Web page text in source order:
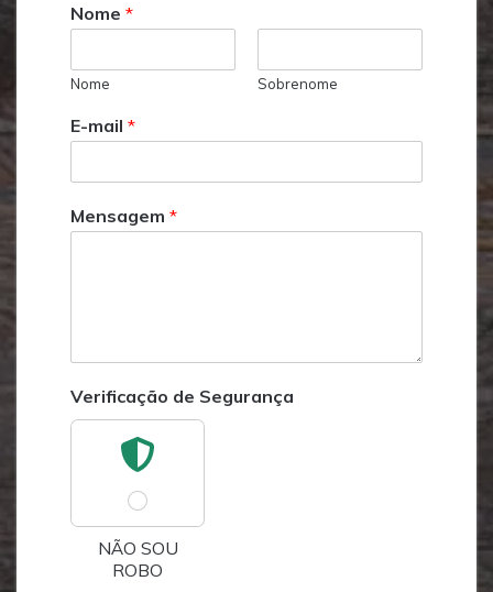
Nome *
Nome Sobrenome
E-mail *
Mensagem *
Verificação de Segurança
NÃO SOU
ROBO